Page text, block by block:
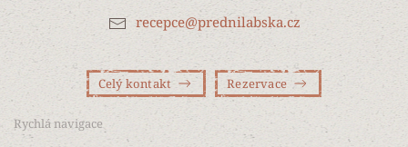
recepce@prednilabska.cz
Celý kontakt Rezervace
Rychlá navigace